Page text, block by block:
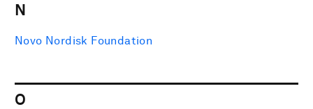
N
Novo Nordisk Foundation
O